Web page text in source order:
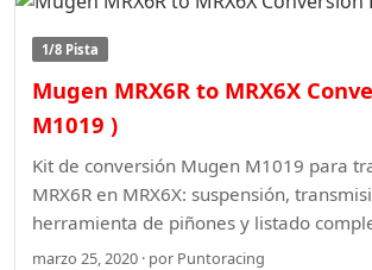
1/8 Pista
Mugen MRX6R to MRX6X
M1019 )
Kit de conversión Mugen M1019 para
MRX6R en MRX6X: suspensión,
herramienta de piñones y listado
marzo 25, 2020 · por Puntoracing